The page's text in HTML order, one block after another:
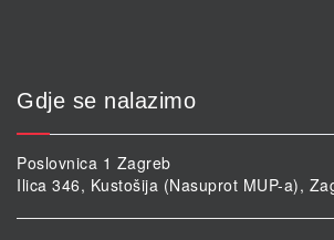
Gdje se nalazimo
Poslovnica 1 Zagreb
Ilica 346, Kustošija (Nasuprot MUP-a),